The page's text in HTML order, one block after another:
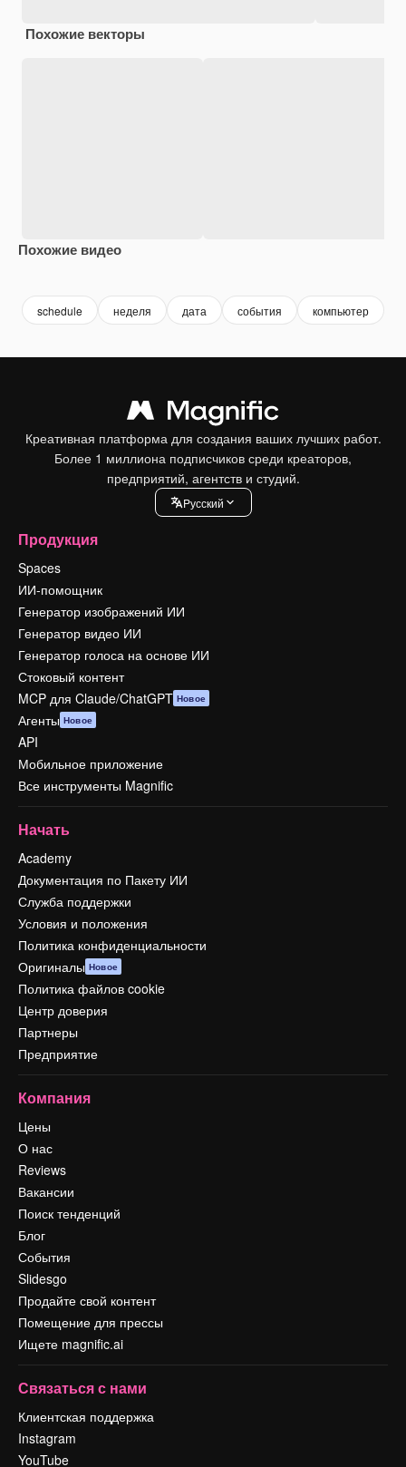
Похожие векторы
Похожие видео
schedule неделя дата события компьютер
Креативная платформа для создания ваших лучших работ.
Более 1 миллиона подписчиков среди креаторов,
предприятий, агентств и студий.
Pусский
Продукция
Spaces
ИИ-помощник
Генератор изображений ИИ
Генератор видео ИИ
Генератор голоса на основе ИИ
Стоковый контент
MCP для Claude/ChatGPT Новое
Агенты Новое
API
Мобильное приложение
Все инструменты Magnific
Начать
Academy
Документация по Пакету ИИ
Служба поддержки
Условия и положения
Политика конфиденциальности
Оригиналы Новое
Политика файлов cookie
Центр доверия
Партнеры
Предприятие
Компания
Цены
О нас
Reviews
Вакансии
Поиск тенденций
Блог
События
Slidesgo
Продайте свой контент
Помещение для прессы
Ищете magnific.ai
Связаться с нами
Клиентская поддержка
Instagram
YouTube